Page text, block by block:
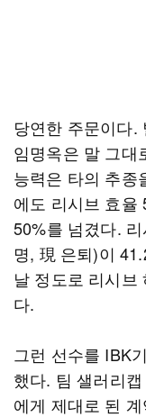
당연한 주문이다.
임명옥은 말 그대
능력은 타의 추종
에도 리시브 효율
50%를 넘겼다.
명, 現 은퇴)이
날 정도로 리시브
다.
그런 선수를 IBK
했다. 팀 샐러리
에게 제대로 된